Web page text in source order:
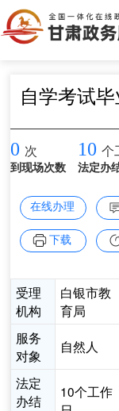
自学考试
0 次
到现场次数
10 个
法定办
在线办理
下载
受理
机构
白银市教
育局
服务
对象
自然人
法定
办结
10个工作